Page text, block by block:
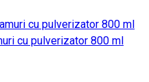
cu pulverizator 800 ml